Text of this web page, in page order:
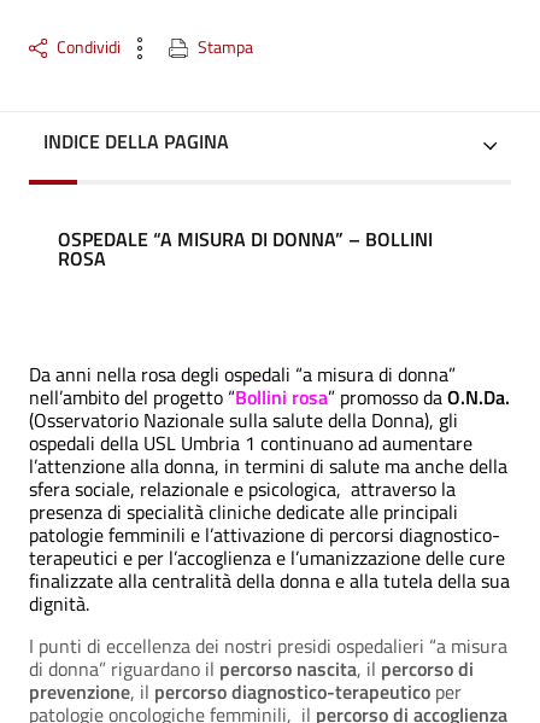
Condividi Stampa
INDICE DELLA PAGINA
OSPEDALE “A MISURA DI DONNA” – BOLLINI
ROSA
Da anni nella rosa degli ospedali “a misura di donna”
nell’ambito del progetto “Bollini rosa” promosso daO.N.Da.
(Osservatorio Nazionale sulla salute della Donna), gli
ospedali della USL Umbria 1 continuano ad aumentare
l’attenzione alla donna, in termini di salute ma anche della
sfera sociale, relazionale e psicologica, attraverso la
presenza di specialità cliniche dedicate alle principali
patologie femminili e l’attivazione di percorsi diagnostico-
terapeutici e per l’accoglienza e l’umanizzazione delle cure
finalizzate alla centralità della donna e alla tutela della sua
dignità.
I punti di eccellenza dei nostri presidi ospedalieri “a misura
di donna” riguardano il percorso nascita, il percorso di
prevenzione, il percorso diagnostico-terapeutico per
patologie oncologiche femminili, il percorso di accoglienza